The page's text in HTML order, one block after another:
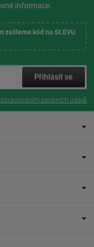
informace.
zašleme kód na SLEVU
Přihlásit se
zpracovaním osobních údajů